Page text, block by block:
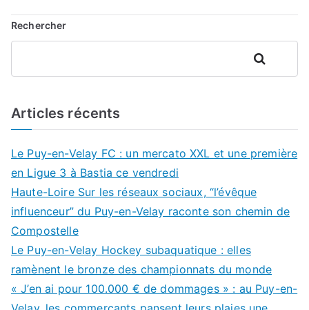
Rechercher
Rechercher
Articles récents
Le Puy-en-Velay FC : un mercato XXL et une première
en Ligue 3 à Bastia ce vendredi
Haute-Loire Sur les réseaux sociaux, “l’évêque
influenceur” du Puy-en-Velay raconte son chemin de
Compostelle
Le Puy-en-Velay Hockey subaquatique : elles
ramènent le bronze des championnats du monde
« J’en ai pour 100.000 € de dommages » : au Puy-en-